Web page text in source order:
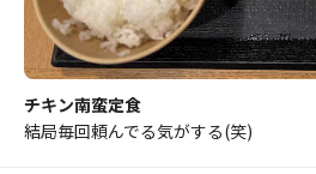
チキン南蛮定食
結局毎回頼んでる気がする(笑)